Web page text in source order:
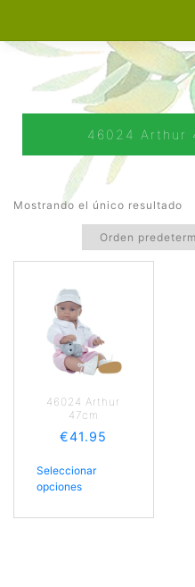
46024 Arthur
Mostrando el único resultado
46024 Arthur
47cm
€41.95
Seleccionar
opciones